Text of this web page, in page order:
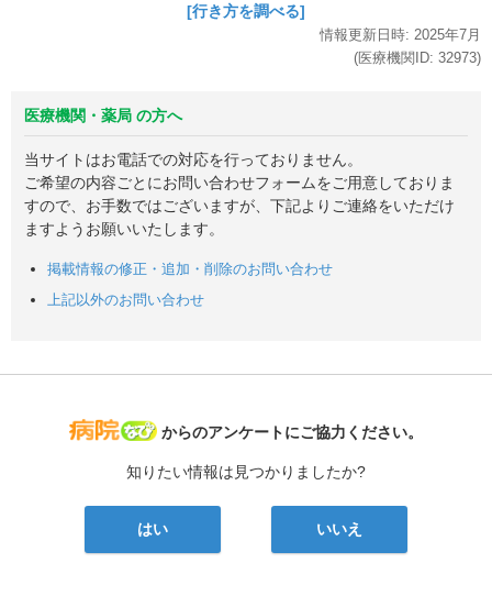
[行き方を調べる]
情報更新日時: 2025年7月
(医療機関ID: 32973)
医療機関・薬局 の方へ
当サイトはお電話での対応を行っておりません。
ご希望の内容ごとにお問い合わせフォームをご用意しておりま
すので、お手数ではございますが、下記よりご連絡をいただけ
ますようお願いいたします。
掲載情報の修正・追加・削除のお問い合わせ
上記以外のお問い合わせ
病院なび
からのアンケートにご協力ください。
知りたい情報は見つかりましたか?
はい いいえ